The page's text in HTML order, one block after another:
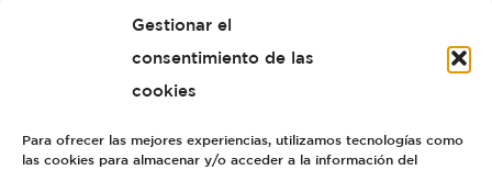
Gestionar el
consentimiento de las
cookies
Para ofrecer las mejores experiencias, utilizamos tecnologías como
las cookies para almacenar y/o acceder a la información del